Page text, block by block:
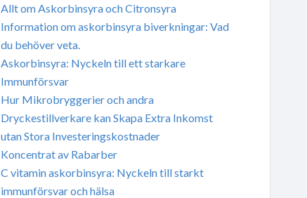
Allt om Askorbinsyra och Citronsyra
Information om askorbinsyra biverkningar: Vad
du behöver veta.
Askorbinsyra: Nyckeln till ett starkare
Immunförsvar
Hur Mikrobryggerier och andra
Dryckestillverkare kan Skapa Extra Inkomst
utan Stora Investeringskostnader
Koncentrat av Rabarber
C vitamin askorbinsyra: Nyckeln till starkt
immunförsvar och hälsa